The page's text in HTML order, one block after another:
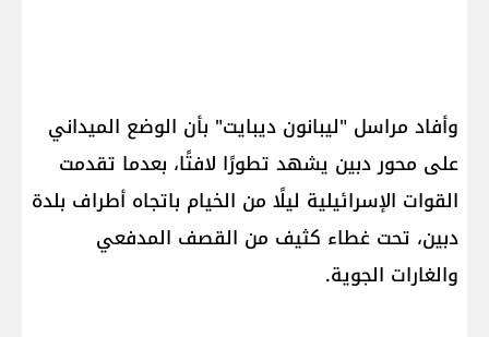
وأفاد مراسل "ليبانون ديبايت" بأن الوضع الميداني
على محور دبين يشهد تطورًا لافتًا، بعدما تقدمت
القوات الإسرائيلية ليلًا من الخيام باتجاه أطراف بلدة
دبين، تحت غطاء كثيف من القصف المدفعي
والغارات الجوية.